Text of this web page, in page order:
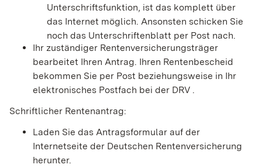
Unterschriftsfunktion, ist das komplett über
das Internet möglich. Ansonsten schicken Sie
noch das Unterschriftenblatt per Post nach.
Ihr zuständiger Rentenversicherungsträger
bearbeitet Ihren Antrag. Ihren Rentenbescheid
bekommen Sie per Post beziehungsweise in Ihr
elektronisches Postfach bei der DRV .
Schriftlicher Rentenantrag:
Laden Sie das Antragsformular auf der
Internetseite der Deutschen Rentenversicherung
herunter.